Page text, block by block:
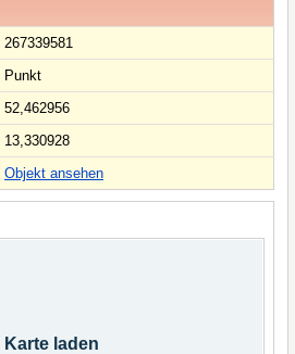
267339581
Punkt
52,462956
13,330928
Objekt ansehen
Karte laden